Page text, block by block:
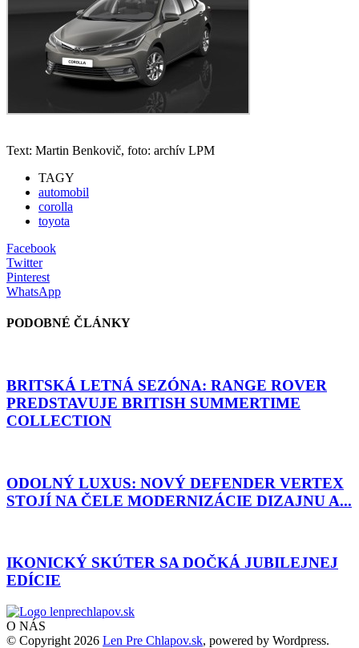
Text: Martin Benkovič, foto: archív LPM
TAGY
automobil
corolla
toyota
Facebook
Twitter
Pinterest
WhatsApp
PODOBNÉ ČLÁNKY
BRITSKÁ LETNÁ SEZÓNA: RANGE ROVER
PREDSTAVUJE BRITISH SUMMERTIME
COLLECTION
ODOLNÝ LUXUS: NOVÝ DEFENDER VERTEX
STOJÍ NA ČELE MODERNIZÁCIE DIZAJNU A...
IKONICKÝ SKÚTER SA DOČKÁ JUBILEJNEJ
EDÍCIE
O NÁS
© Copyright 2026 Len Pre Chlapov.sk, powered by Wordpress.